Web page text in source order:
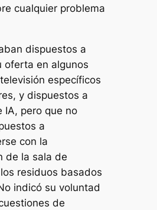
cualquier problema
dispuestos a
oferta en algunos
específicos
y dispuestos a
IA, pero que no
a
con la
de la sala de
residuos basados
indicó su voluntad
de